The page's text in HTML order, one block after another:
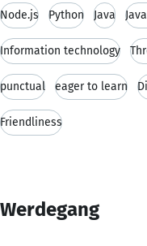
Node.js Python Java
Information technology
punctual eager to learn
Friendliness
Werdegang